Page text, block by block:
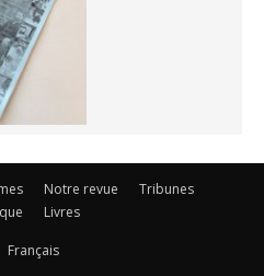
Notre revue
Tribunes
Livres
Français